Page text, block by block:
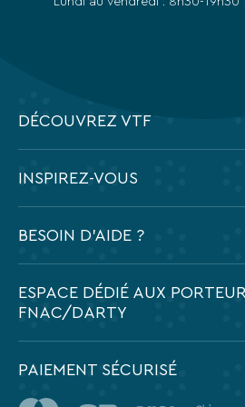
DÉCOUVREZ VTF
INSPIREZ-VOUS
BESOIN D'AIDE ?
Contactez-nous
ESPACE DÉDIÉ AUX
FNAC/DARTY
PAIEMENT SÉCURISÉ